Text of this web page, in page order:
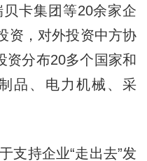
卡集团等20余家企
资，对外投资中方协
资分布20多个国家和
品、电力机械、采
持企业“走出去”发